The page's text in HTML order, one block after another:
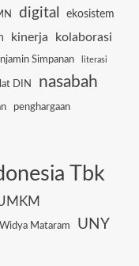
digital ekosistem
kinerja kolaborasi
Simpanan literasi
DIN nasabah
penghargaan
Tbk
Mataram UNY